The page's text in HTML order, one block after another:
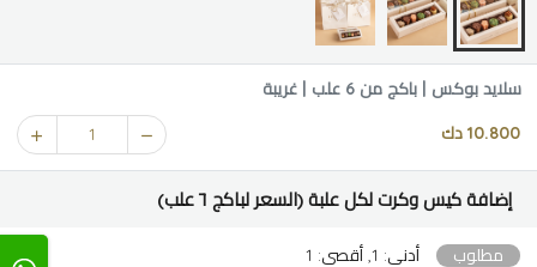
سلايد بوكس | باكج من 6 علب | غريبة
10.800 دك 1
إضافة كيس وكرت لكل علبة (السعر لباكج ٦ علب)
مطلوب أدنى: 1, أقصى: 1